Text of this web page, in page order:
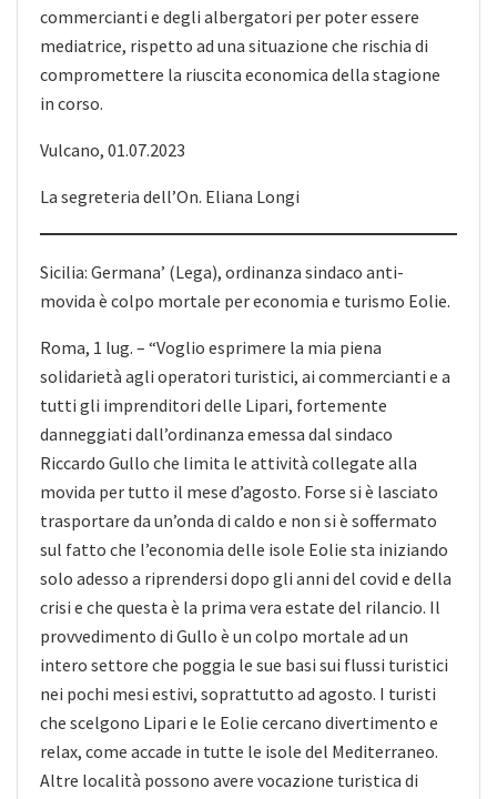
commercianti e degli albergatori per poter essere
mediatrice, rispetto ad una situazione che rischia di
compromettere la riuscita economica della stagione
in corso.
Vulcano, 01.07.2023
La segreteria dell’On. Eliana Longi
Sicilia: Germana’ (Lega), ordinanza sindaco anti-
movida è colpo mortale per economia e turismo Eolie.
Roma, 1 lug. – “Voglio esprimere la mia piena
solidarietà agli operatori turistici, ai commercianti e a
tutti gli imprenditori delle Lipari, fortemente
danneggiati dall’ordinanza emessa dal sindaco
Riccardo Gullo che limita le attività collegate alla
movida per tutto il mese d’agosto. Forse si è lasciato
trasportare da un’onda di caldo e non si è soffermato
sul fatto che l’economia delle isole Eolie sta iniziando
solo adesso a riprendersi dopo gli anni del covid e della
crisi e che questa è la prima vera estate del rilancio. Il
provvedimento di Gullo è un colpo mortale ad un
intero settore che poggia le sue basi sui flussi turistici
nei pochi mesi estivi, soprattutto ad agosto. I turisti
che scelgono Lipari e le Eolie cercano divertimento e
relax, come accade in tutte le isole del Mediterraneo.
Altre località possono avere vocazione turistica di